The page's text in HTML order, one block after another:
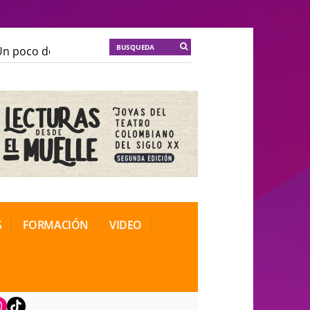
poco de locura para la cordura
de Teatro Rosa
FORMACIÓN VIDEO
TikTok